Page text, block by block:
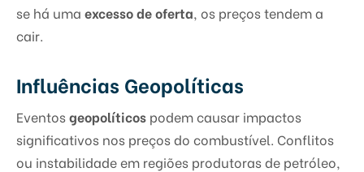
se há uma excesso de oferta, os preços tendem a
cair.
Influências Geopolíticas
Eventosgeopolíticos podem causar impactos
significativos nos preços do combustível. Conflitos
ou instabilidade em regiões produtoras de petróleo,